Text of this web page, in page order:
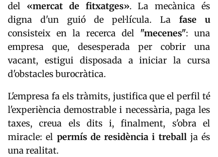
del «mercat de fitxatges». La mecànica és
digna d'un guió de pel·lícula. La fase u
consisteix en la recerca del "mecenes": una
empresa que, desesperada per cobrir una
vacant, estigui disposada a iniciar la cursa
d'obstacles burocràtica.
L'empresa fa els tràmits, justifica que el perfil té
l'experiència demostrable i necessària, paga les
taxes, creua els dits i, finalment, s'obra el
miracle: el permís de residència i treballja és
una realitat.